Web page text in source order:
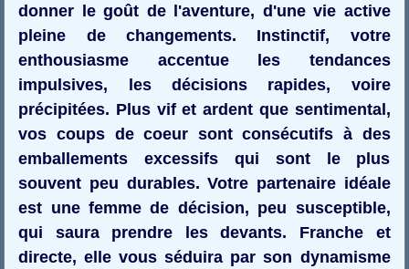
donner le goût de l'aventure, d'une vie active
pleine de changements. Instinctif, votre
enthousiasme accentue les tendances
impulsives, les décisions rapides, voire
précipitées. Plus vif et ardent que sentimental,
vos coups de coeur sont consécutifs à des
emballements excessifs qui sont le plus
souvent peu durables. Votre partenaire idéale
est une femme de décision, peu susceptible,
qui saura prendre les devants. Franche et
directe, elle vous séduira par son dynamisme